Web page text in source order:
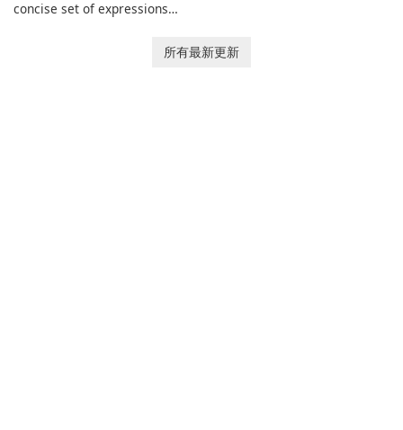
concise set of expressions
and other Apple devices. The
on scheduling, data tracking,
所有最新更新